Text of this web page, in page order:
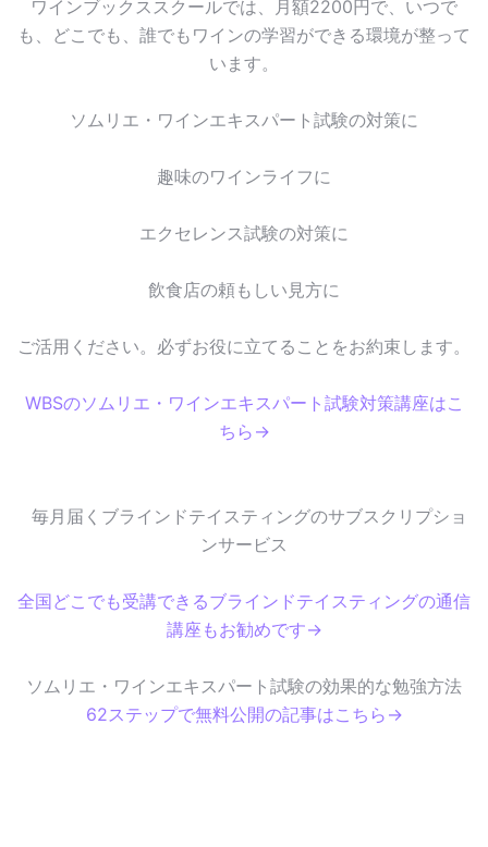
ワインブックススクールでは、月額2200円で、いつで
も、どこでも、誰でもワインの学習ができる環境が整って
います。
ソムリエ・ワインエキスパート試験の対策に
趣味のワインライフに
エクセレンス試験の対策に
飲食店の頼もしい見方に
ご活用ください。必ずお役に立てることをお約束します。
WBSのソムリエ・ワインエキスパート試験対策講座はこ
ちら→
毎月届くブラインドテイスティングのサブスクリプショ
ンサービス
全国どこでも受講できるブラインドテイスティングの通信
講座もお勧めです→
ソムリエ・ワインエキスパート試験の効果的な勉強方法
62ステップで無料公開の記事はこちら→